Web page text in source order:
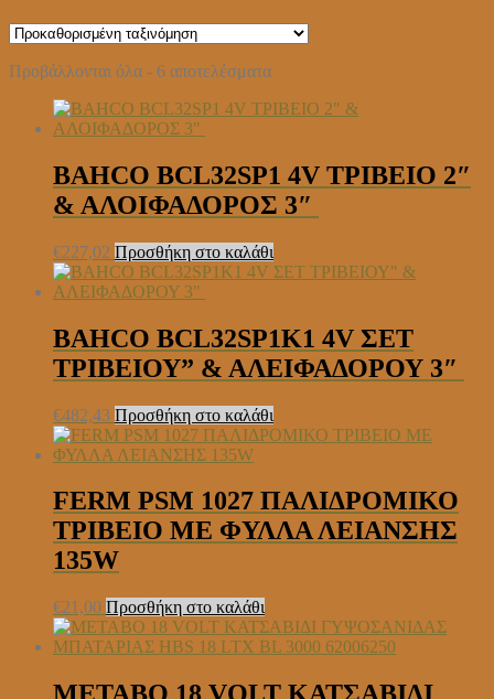
Προβάλλονται όλα - 6 αποτελέσματα
BAHCO BCL32SP1 4V ΤΡΙΒΕΙΟ 2″
& ΑΛΟΙΦΑΔΟΡΟΣ 3″
€227,02 Προσθήκη στο καλάθι
BAHCO BCL32SP1K1 4V ΣΕΤ
ΤΡΙΒΕΙΟΥ” & ΑΛΕΙΦΑΔΟΡΟΥ 3″
€482,43 Προσθήκη στο καλάθι
FERM PSM 1027 ΠΑΛΙΔΡΟΜΙΚΟ
ΤΡΙΒΕΙΟ ΜΕ ΦΥΛΛΑ ΛΕΙΑΝΣΗΣ
135W
€21,00 Προσθήκη στο καλάθι